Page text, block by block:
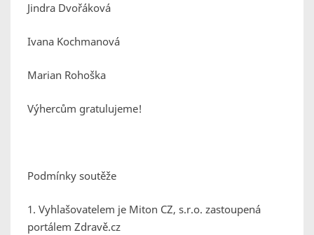
Jindra Dvořáková
Ivana Kochmanová
Marian Rohoška
Výhercům gratulujeme!
Podmínky soutěže
1. Vyhlašovatelem je Miton CZ, s.r.o. zastoupená
portálem Zdravě.cz